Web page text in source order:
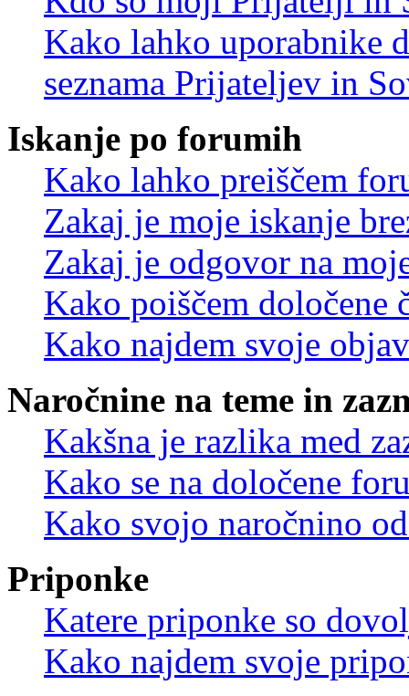
Kako lahko uporabnike
seznama Prijateljev in
Iskanje po forumih
Kako lahko preiščem
Zakaj je moje iskanje
Zakaj je odgovor na
Kako poiščem določene
Kako najdem svoje
Naročnine na teme in
Kakšna je razlika med
Kako se na določene
Kako svojo naročnino
Priponke
Katere priponke so
Kako najdem svoje